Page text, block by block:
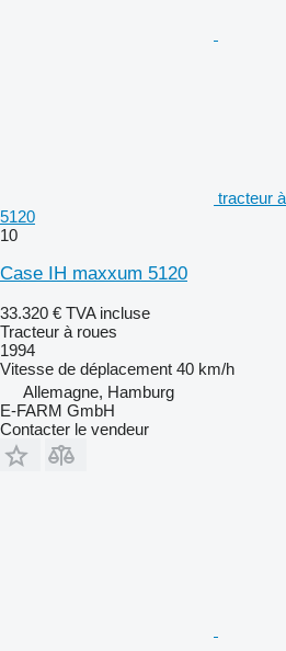
tracteur
5120
10
Case IH maxxum 5120
33.320 € TVA incluse
Tracteur à roues
1994
Vitesse de déplacement 40 km/h
Allemagne, Hamburg
E-FARM GmbH
Contacter le vendeur